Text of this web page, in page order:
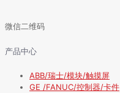
微信二维码
产品中心
ABB/瑞士/模块/触摸屏
GE /FANUC/控制器/卡件